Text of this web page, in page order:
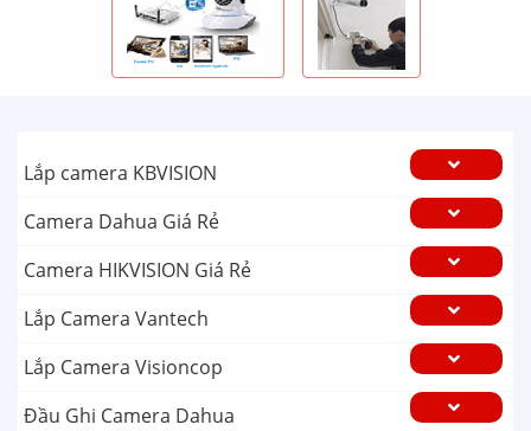
Lắp camera KBVISION
Camera Dahua Giá Rẻ
Camera HIKVISION Giá Rẻ
Lắp Camera Vantech
Lắp Camera Visioncop
Đầu Ghi Camera Dahua